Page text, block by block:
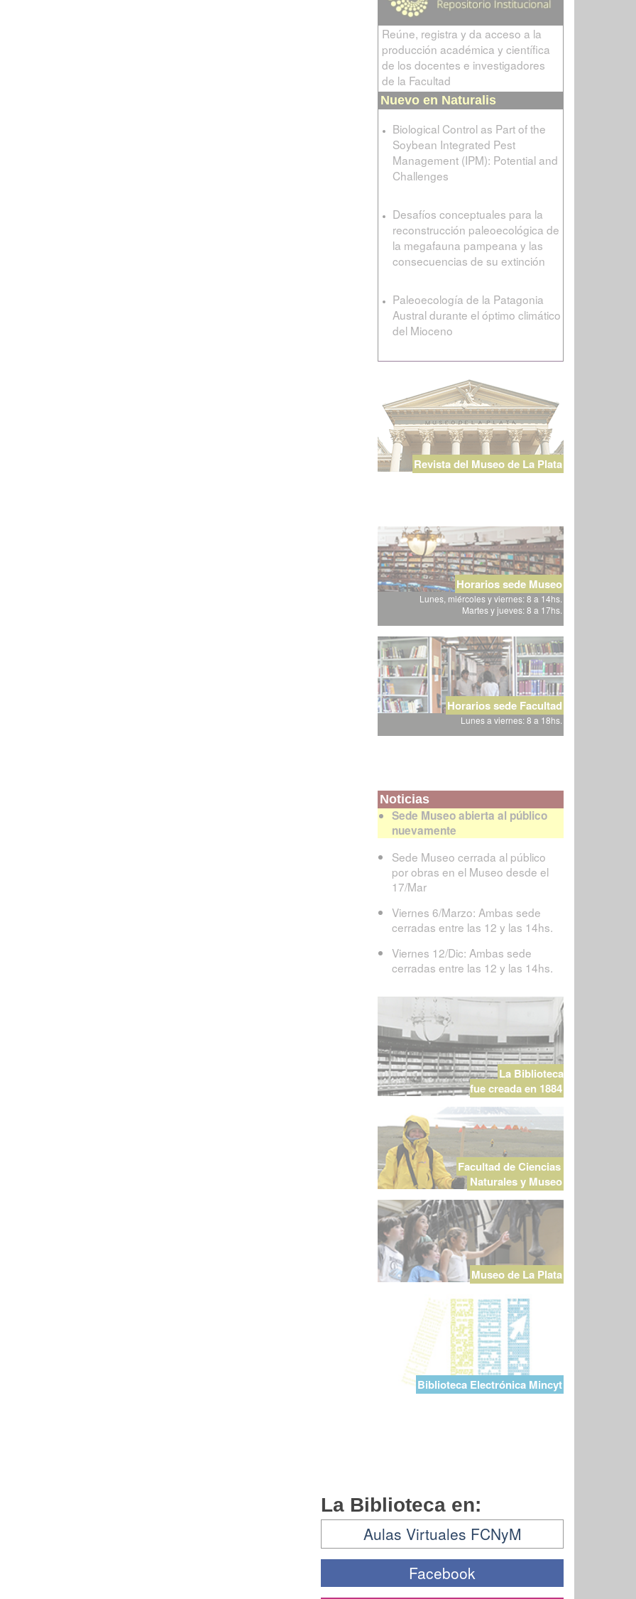
Reúne, registra y da acceso a la
producción académica y científica
de los docentes e investigadores
de la Facultad
Nuevo en Naturalis
Biological Control as Part of the
Soybean Integrated Pest
Management (IPM): Potential and
Challenges
Desafíos conceptuales para la
reconstrucción paleoecológica de
la megafauna pampeana y las
consecuencias de su extinción
Paleoecología de la Patagonia
Austral durante el óptimo climático
del Mioceno
Revista del Museo de La Plata
Horarios sede Museo
Lunes, miércoles y viernes: 8 a 14hs.
Martes y jueves: 8 a 17hs.
Horarios sede Facultad
Lunes a viernes: 8 a 18hs.
Noticias
Sede Museo abierta al público
nuevamente
Sede Museo cerrada al público
por obras en el Museo desde el
17/Mar
Viernes 6/Marzo: Ambas sede
cerradas entre las 12 y las 14hs.
Viernes 12/Dic: Ambas sede
cerradas entre las 12 y las 14hs.
La Biblioteca
fue creada en 1884
Facultad de Ciencias
Naturales y Museo
Museo de La Plata
Biblioteca Electrónica Mincyt
La Biblioteca en:
Aulas Virtuales FCNyM
Facebook